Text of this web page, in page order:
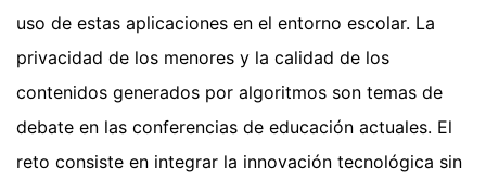
uso de estas aplicaciones en el entorno escolar. La
privacidad de los menores y la calidad de los
contenidos generados por algoritmos son temas de
debate en las conferencias de educación actuales. El
reto consiste en integrar la innovación tecnológica sin